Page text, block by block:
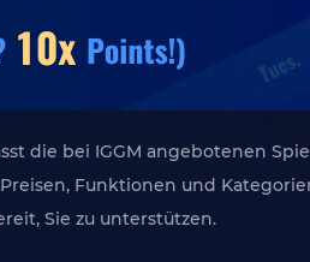
die bei IGGM angebotenen
Funktionen und
Sie zu unterstützen.